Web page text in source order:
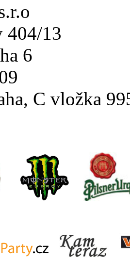
404/13
6
C vložka